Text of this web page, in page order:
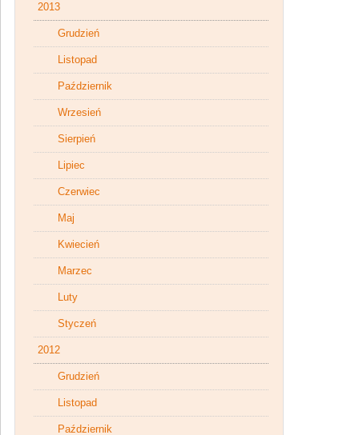
2013
Grudzień
Listopad
Październik
Wrzesień
Sierpień
Lipiec
Czerwiec
Maj
Kwiecień
Marzec
Luty
Styczeń
2012
Grudzień
Listopad
Październik